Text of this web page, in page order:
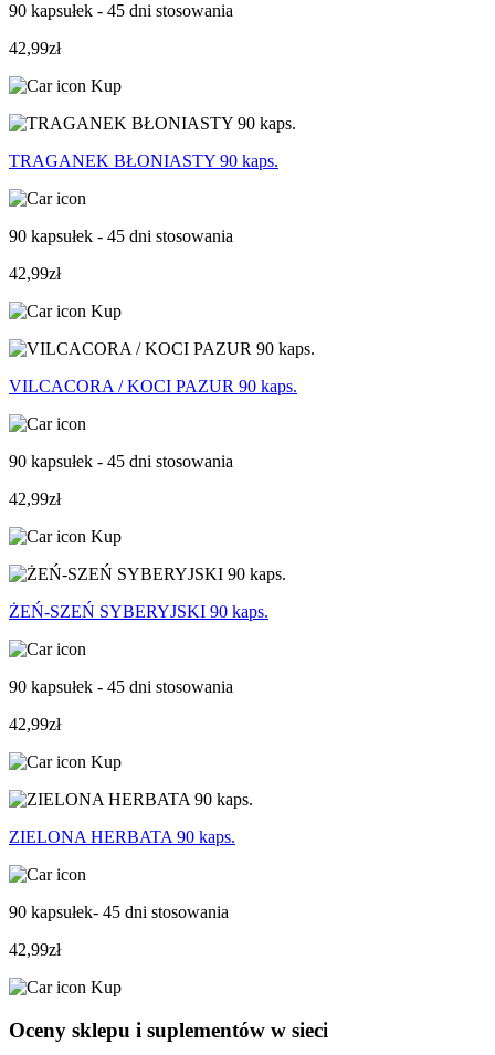
90 kapsułek - 45 dni stosowania
42,99zł
Kup
TRAGANEK BŁONIASTY 90 kaps.
90 kapsułek - 45 dni stosowania
42,99zł
Kup
VILCACORA / KOCI PAZUR 90 kaps.
90 kapsułek - 45 dni stosowania
42,99zł
Kup
ŻEŃ-SZEŃ SYBERYJSKI 90 kaps.
90 kapsułek - 45 dni stosowania
42,99zł
Kup
ZIELONA HERBATA 90 kaps.
90 kapsułek- 45 dni stosowania
42,99zł
Kup
Oceny sklepu i suplementów w sieci